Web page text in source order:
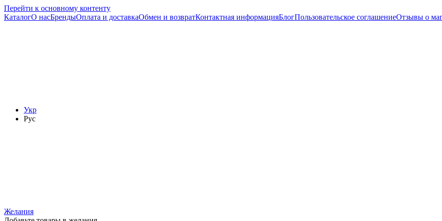
Перейти к основному контенту
КаталогО насБрендыОплата и доставкаОбмен и возвратКонтактная информацияБлогПользовательское соглашениеОтзывы о
Укр
Рус
Желания